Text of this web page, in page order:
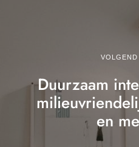
VOLGEND
Duurzaam
en